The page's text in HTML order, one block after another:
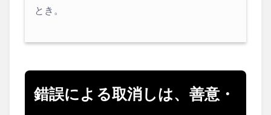
とき。
錯誤による取消しは、善意・